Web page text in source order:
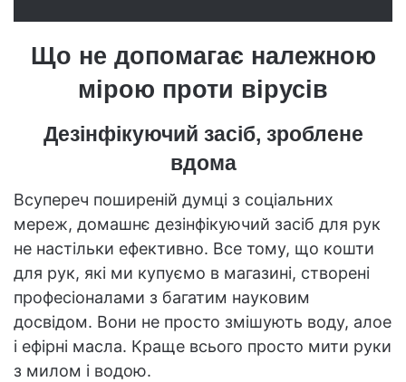
Що не допомагає належною
мірою проти вірусів
Дезінфікуючий засіб, зроблене
вдома
Всупереч поширеній думці з соціальних
мереж, домашнє дезінфікуючий засіб для рук
не настільки ефективно. Все тому, що кошти
для рук, які ми купуємо в магазині, створені
професіоналами з багатим науковим
досвідом. Вони не просто змішують воду, алое
і ефірні масла. Краще всього просто мити руки
з милом і водою.